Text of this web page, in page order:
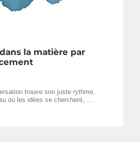
la matière par
trouve son juste rythme,
où les idées se cherchent, …